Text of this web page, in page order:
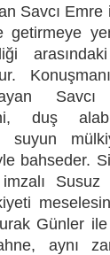
Savcı
getirmeye
duş
suyun
bahseder.
Susuz
Günler
aynı